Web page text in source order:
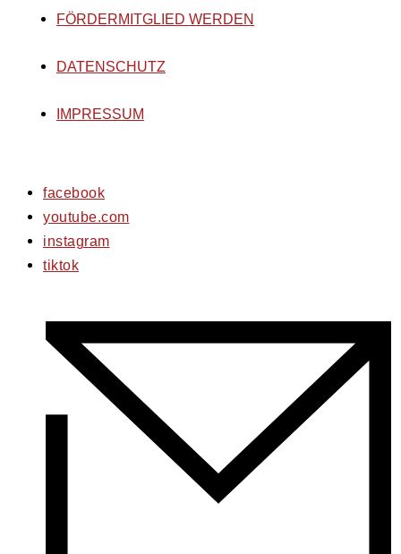
FÖRDERMITGLIED WERDEN
DATENSCHUTZ
IMPRESSUM
facebook
youtube.com
instagram
tiktok